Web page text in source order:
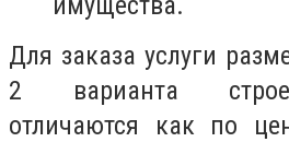
Для заказа услуги
2 варианта
отличаются как по